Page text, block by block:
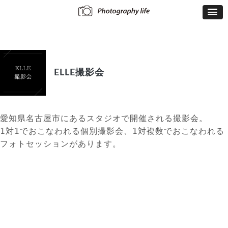
ELLE撮影会
愛知県名古屋市にあるスタジオで開催される撮影会。
1対1でおこなわれる個別撮影会、1対複数でおこなわれる
フォトセッションがあります。